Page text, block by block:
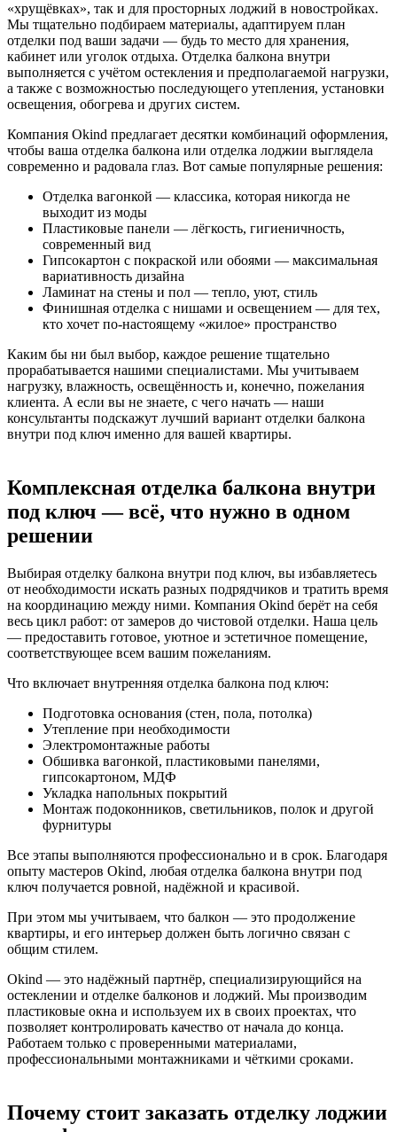
«хрущёвках», так и для просторных лоджий в новостройках.
Мы тщательно подбираем материалы, адаптируем план
отделки под ваши задачи — будь то место для хранения,
кабинет или уголок отдыха. Отделка балкона внутри
выполняется с учётом остекления и предполагаемой нагрузки,
а также с возможностью последующего утепления, установки
освещения, обогрева и других систем.
Компания Okind предлагает десятки комбинаций оформления,
чтобы ваша отделка балкона или отделка лоджии выглядела
современно и радовала глаз. Вот самые популярные решения:
Отделка вагонкой — классика, которая никогда не
выходит из моды
Пластиковые панели — лёгкость, гигиеничность,
современный вид
Гипсокартон с покраской или обоями — максимальная
вариативность дизайна
Ламинат на стены и пол — тепло, уют, стиль
Финишная отделка с нишами и освещением — для тех,
кто хочет по-настоящему «жилое» пространство
Каким бы ни был выбор, каждое решение тщательно
прорабатывается нашими специалистами. Мы учитываем
нагрузку, влажность, освещённость и, конечно, пожелания
клиента. А если вы не знаете, с чего начать — наши
консультанты подскажут лучший вариант отделки балкона
внутри под ключ именно для вашей квартиры.
Комплексная отделка балкона внутри
под ключ — всё, что нужно в одном
решении
Выбирая отделку балкона внутри под ключ, вы избавляетесь
от необходимости искать разных подрядчиков и тратить время
на координацию между ними. Компания Okind берёт на себя
весь цикл работ: от замеров до чистовой отделки. Наша цель
— предоставить готовое, уютное и эстетичное помещение,
соответствующее всем вашим пожеланиям.
Что включает внутренняя отделка балкона под ключ:
Подготовка основания (стен, пола, потолка)
Утепление при необходимости
Электромонтажные работы
Обшивка вагонкой, пластиковыми панелями,
гипсокартоном, МДФ
Укладка напольных покрытий
Монтаж подоконников, светильников, полок и другой
фурнитуры
Все этапы выполняются профессионально и в срок. Благодаря
опыту мастеров Okind, любая отделка балкона внутри под
ключ получается ровной, надёжной и красивой.
При этом мы учитываем, что балкон — это продолжение
квартиры, и его интерьер должен быть логично связан с
общим стилем.
Okind — это надёжный партнёр, специализирующийся на
остеклении и отделке балконов и лоджий. Мы производим
пластиковые окна и используем их в своих проектах, что
позволяет контролировать качество от начала до конца.
Работаем только с проверенными материалами,
профессиональными монтажниками и чёткими сроками.
Почему стоит заказать отделку лоджии